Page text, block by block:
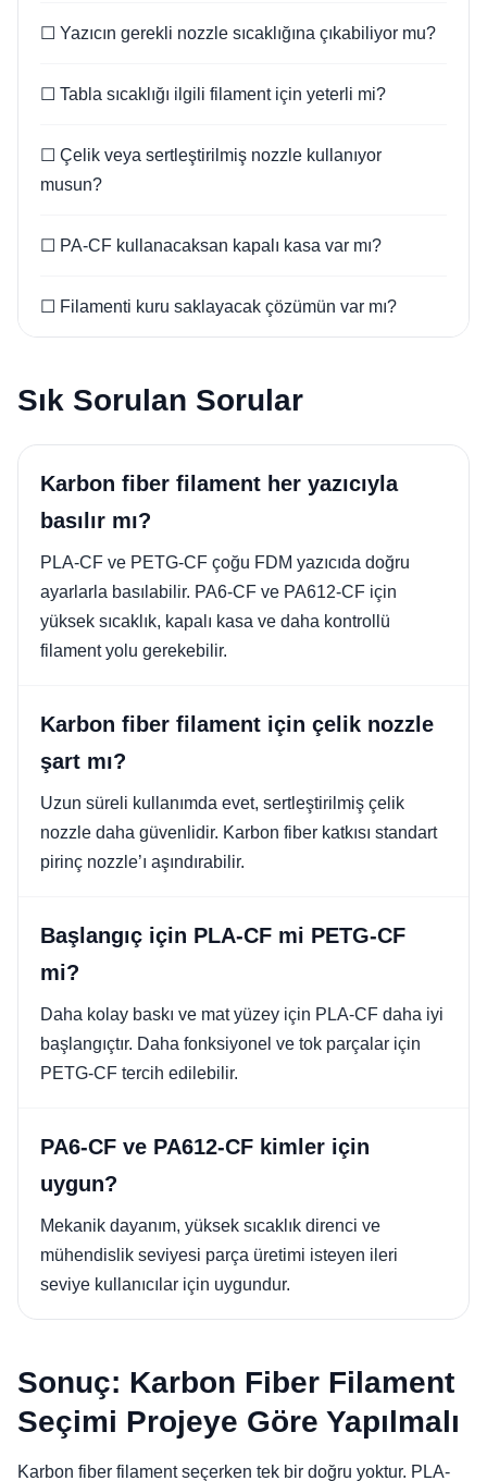
☐ Yazıcın gerekli nozzle sıcaklığına çıkabiliyor mu?
☐ Tabla sıcaklığı ilgili filament için yeterli mi?
☐ Çelik veya sertleştirilmiş nozzle kullanıyor
musun?
☐ PA-CF kullanacaksan kapalı kasa var mı?
☐ Filamenti kuru saklayacak çözümün var mı?
Sık Sorulan Sorular
Karbon fiber filament her yazıcıyla
basılır mı?
PLA-CF ve PETG-CF çoğu FDM yazıcıda doğru
ayarlarla basılabilir. PA6-CF ve PA612-CF için
yüksek sıcaklık, kapalı kasa ve daha kontrollü
filament yolu gerekebilir.
Karbon fiber filament için çelik nozzle
şart mı?
Uzun süreli kullanımda evet, sertleştirilmiş çelik
nozzle daha güvenlidir. Karbon fiber katkısı standart
pirinç nozzle’ı aşındırabilir.
Başlangıç için PLA-CF mi PETG-CF
mi?
Daha kolay baskı ve mat yüzey için PLA-CF daha iyi
başlangıçtır. Daha fonksiyonel ve tok parçalar için
PETG-CF tercih edilebilir.
PA6-CF ve PA612-CF kimler için
uygun?
Mekanik dayanım, yüksek sıcaklık direnci ve
mühendislik seviyesi parça üretimi isteyen ileri
seviye kullanıcılar için uygundur.
Sonuç: Karbon Fiber Filament
Seçimi Projeye Göre Yapılmalı
Karbon fiber filament seçerken tek bir doğru yoktur. PLA-